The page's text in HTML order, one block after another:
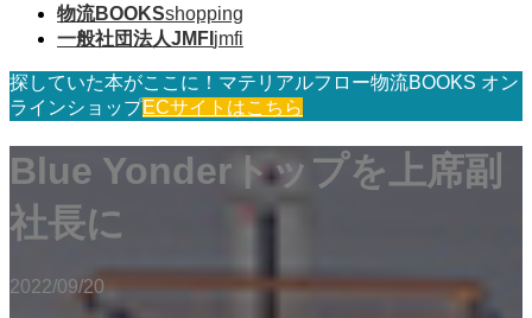
物流BOOKSshopping
一般社団法人JMFI jmfi
探していた本がここに！マテリアルフロー物流BOOKS オン
ラインショップECサイトはこちら
Blue Yonderトップを上席副
社長に
2022/09/20